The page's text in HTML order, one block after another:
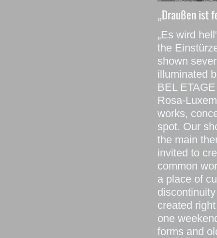
„Draußen ist
„Es wird
the
shown
illuminated
BEL
Rosa-
works,
spot. Our
the main
invited to
common
a place of
created
one
forms and